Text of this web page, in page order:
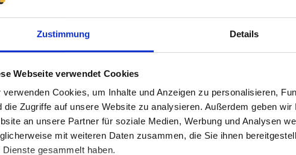
Zustimmung Details
Webseite verwendet Cookies
verwenden Cookies, um Inhalte und Anzeigen zu personalisieren,
die Zugriffe auf unsere Website zu analysieren. Außerdem geben
an unsere Partner für soziale Medien, Werbung und Analysen
mit weiteren Daten zusammen, die Sie ihnen
Dienste gesammelt haben.
effektiv auszunutzen.
3 Monate her
the "DriverPackage UI Manager" from starting automatically or
for me because the window kept popping up even though
3D